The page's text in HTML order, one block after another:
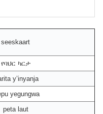
seeskaart
የባህር ካርታ
y’inyanja
yegungwa
peta laut